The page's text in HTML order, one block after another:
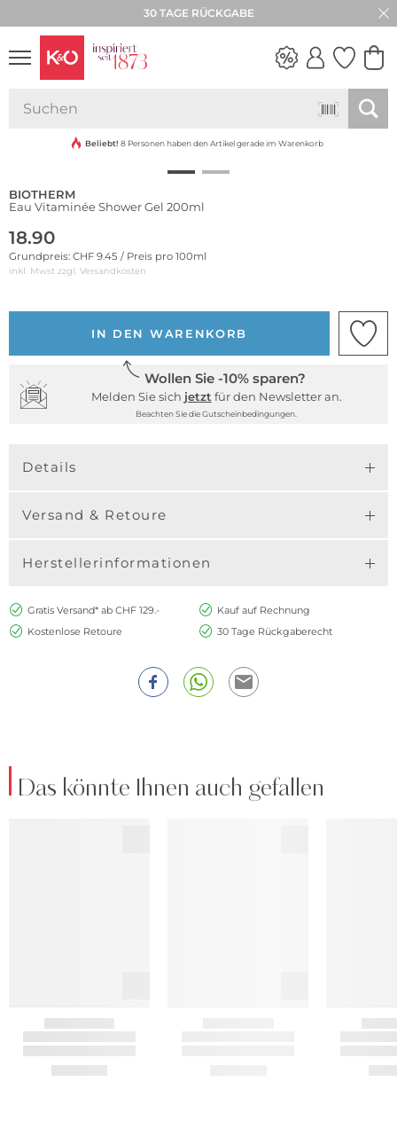
30 TAGE RÜCKGABE
VIBES
Beliebt! 8 Personen haben den Artikel gerade im Warenkorb
BIOTHERM
Eau Vitaminée Shower Gel 200ml
18.90
Grundpreis: CHF 9.45 / Preis pro 100ml
inkl. Mwst zzgl. Versandkosten
IN DEN WARENKORB
Wollen Sie -10% sparen?
Melden Sie sich jetzt für den Newsletter an.
Beachten Sie die Gutscheinbedingungen.
Details
Versand & Retoure
Herstellerinformationen
Gratis Versand* ab CHF 129.-
Kauf auf Rechnung
Kostenlose Retoure
30 Tage Rückgaberecht
Das könnte Ihnen auch gefallen